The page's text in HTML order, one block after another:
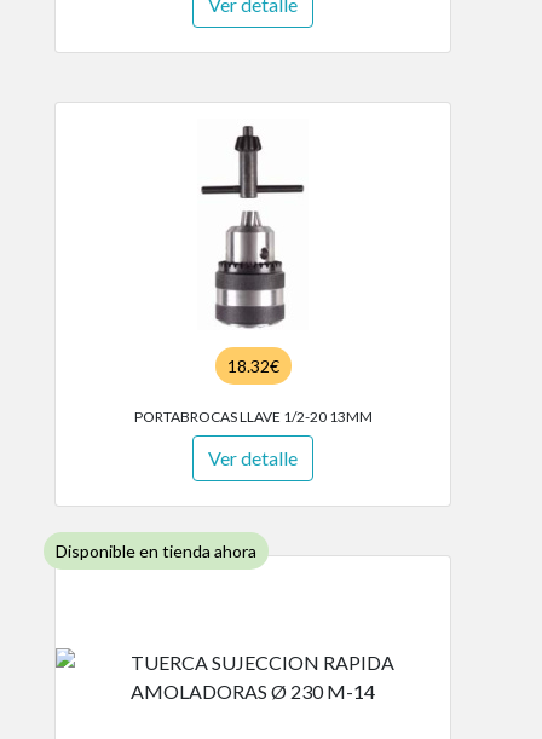
18.32€
PORTABROCAS LLAVE 1/2-20 13MM
Ver detalle
Disponible en tienda ahora